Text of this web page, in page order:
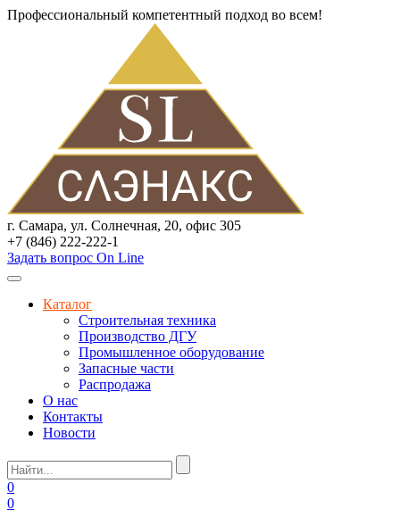
Профессиональный компетентный подход во всем!
г. Самара, ул. Солнечная, 20, офис 305
+7 (846) 222-222-1
Задать вопрос On Line
Каталог
Строительная техника
Производство ДГУ
Промышленное оборудование
Запасные части
Распродажа
О нас
Контакты
Новости
0
0